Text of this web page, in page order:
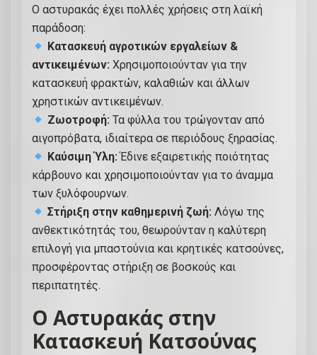
Ο αστυρακάς έχει πολλές χρήσεις στη λαϊκή
παράδοση:
Κατασκευή αγροτικών εργαλείων &
αντικειμένων: Χρησιμοποιούνταν για την
κατασκευή φρακτών, καλαθιών και άλλων
χρηστικών αντικειμένων.
Ζωοτροφή: Τα φύλλα του τρώγονταν από
αιγοπρόβατα, ιδιαίτερα σε περιόδους ξηρασίας.
Καύσιμη Ύλη:Έδινε εξαιρετικής ποιότητας
κάρβουνο και χρησιμοποιούνταν για το άναμμα
των ξυλόφουρνων.
Στήριξη στην καθημερινή ζωή: Λόγω της
ανθεκτικότητάς του, θεωρούνταν η καλύτερη
επιλογή για μπαστούνια και κρητικές κατσούνες,
προσφέροντας στήριξη σε βοσκούς και
περιπατητές.
Ο Αστυρακάς στην
Κατασκευή Κατσούνας